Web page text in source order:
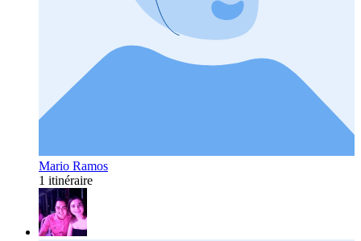
Mario Ramos
1 itinéraire